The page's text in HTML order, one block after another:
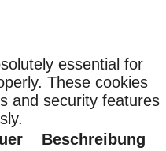
essential for
These cookies
and security features
Beschreibung